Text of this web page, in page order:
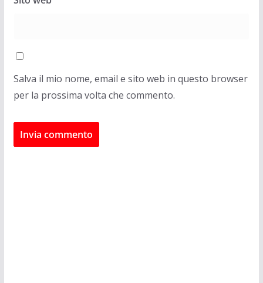
Salva il mio nome, email e sito web in questo browser
per la prossima volta che commento.